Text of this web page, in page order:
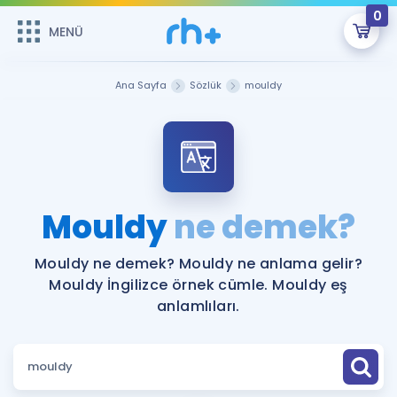
MENÜ
0
Şifremi Hatırlamıyorum
ÜYE DEĞİLİM
Sepetin Şu An Boş.
Remzi Hoca ile seni sınava hazırlayacak onlarca eğitim seni
bekliyor!
MENÜ
Katılımcı Görüşleri
Faydalı Araçlar
Sözlük
Hakkımızda
Ana Sayfa Sözlük mouldy
Mouldyne demek?
Mouldy ne demek? Mouldy ne anlama gelir?
Mouldy İngilizce örnek cümle. Mouldy eş
anlamlıları.